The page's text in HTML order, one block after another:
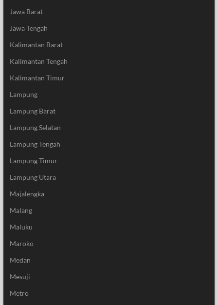
Jawa Barat
Jawa Tengah
Kalimantan Barat
Kalimantan Tengah
Kalimantan Timur
Lampung
Lampung Barat
Lampung Selatan
Lampung Tengah
Lampung Timur
Lampung Utara
Majalengka
Malang
Maluku
Maroko
Medan
Mesuji
Metro